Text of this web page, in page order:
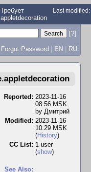
Требует
Last
[?]
Forgot Password | EN | RU
Reported: 2023-11-16
08:56 MSK
by Дмитрий
Modified: 2023-11-16
10:29 MSK
(History)
CC List: 1 user
(show)
See Also: